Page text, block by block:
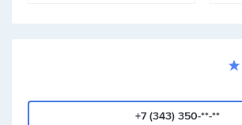
+7 (343) 350-**-**